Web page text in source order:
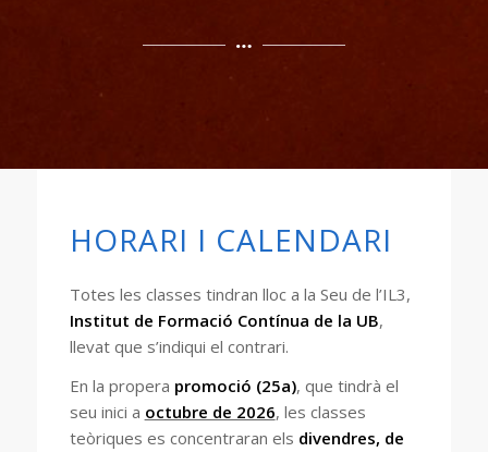
HORARI I CALENDARI
Totes les classes tindran lloc a la Seu de l’IL3,
Institut de Formació Contínua de la UB,
llevat que s’indiqui el contrari.
En la propera promoció (25a), que tindrà el
seu inici a octubre de 2026, les classes
teòriques es concentraran els divendres, de